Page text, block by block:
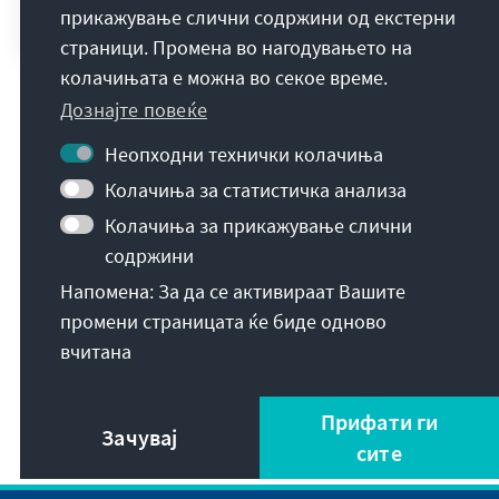
Europa.
Други теми
UND IN NORDAFRIKA
прикажување слични содржини од екстерни
страници. Промена во нагодувањето на
колачињата е можна во секое време.
Дознајте повеќе
Неопходни технички колачиња
Колачиња за статистичка анализа
Колачиња за прикажување слични
содржини
Напомена: За да се активираат Вашите
промени страницата ќе биде одново
вчитана
Зачувај
Прифати ги
сите